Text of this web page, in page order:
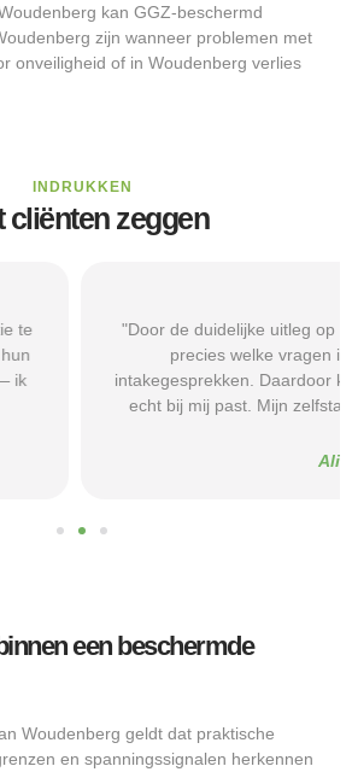
kan GGZ-beschermd
zijn wanneer problemen met
onveiligheid of in Woudenberg verlies
INDRUKKEN
cliënten zeggen
uitleg op Beschermd-Wonen.nl wist ik
vragen ik moest stellen tijdens
kwam ik bij een aanbieder die
zelfstandigheid is flink verbeterd."
een beschermde
Woudenberg geldt dat praktische
en spanningssignalen herkennen